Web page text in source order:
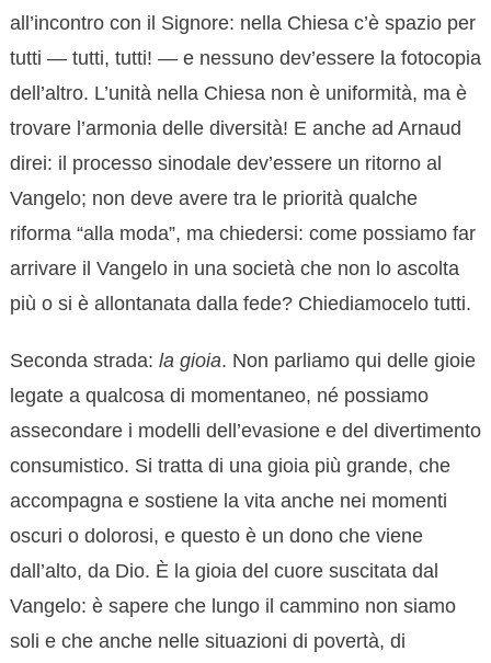
all’incontro con il Signore: nella Chiesa c’è spazio per
tutti — tutti, tutti! — e nessuno dev’essere la fotocopia
dell’altro. L’unità nella Chiesa non è uniformità, ma è
trovare l’armonia delle diversità! E anche ad Arnaud
direi: il processo sinodale dev’essere un ritorno al
Vangelo; non deve avere tra le priorità qualche
riforma “alla moda”, ma chiedersi: come possiamo far
arrivare il Vangelo in una società che non lo ascolta
più o si è allontanata dalla fede? Chiediamocelo tutti.
Seconda strada: la gioia. Non parliamo qui delle gioie
legate a qualcosa di momentaneo, né possiamo
assecondare i modelli dell’evasione e del divertimento
consumistico. Si tratta di una gioia più grande, che
accompagna e sostiene la vita anche nei momenti
oscuri o dolorosi, e questo è un dono che viene
dall’alto, da Dio. È la gioia del cuore suscitata dal
Vangelo: è sapere che lungo il cammino non siamo
soli e che anche nelle situazioni di povertà, di